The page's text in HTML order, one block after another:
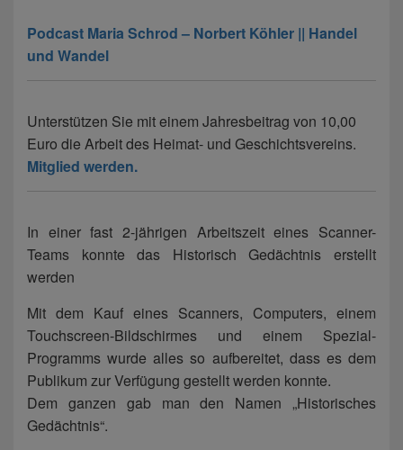
Podcast Maria Schrod – Norbert Köhler || Handel
und Wandel
Unterstützen Sie mit einem Jahresbeitrag von 10,00
Euro die Arbeit des Heimat- und Geschichtsvereins.
Mitglied werden.
In einer fast 2-jährigen Arbeitszeit eines Scanner-
Teams konnte das Historisch Gedächtnis erstellt
werden
Mit dem Kauf eines Scanners, Computers, einem
Touchscreen-Bildschirmes und einem Spezial-
Programms wurde alles so aufbereitet, dass es dem
Publikum zur Verfügung gestellt werden konnte.
Dem ganzen gab man den Namen „Historisches
Gedächtnis“.